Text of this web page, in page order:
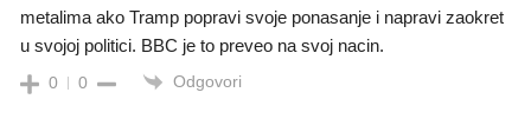
metalima ako Tramp popravi svoje ponasanje i napravi zaokret
u svojoj politici. BBC je to preveo na svoj nacin.
0 0 Odgovori